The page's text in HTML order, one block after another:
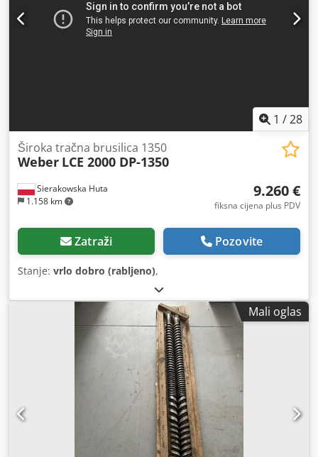
1 /28
Sierakowska Huta
1.158 km
Široka tračna brusilica 1350
Weber LCE 2000 DP-1350
9.260 €
fiksna cijena plus PDV
Zatraži Pozovite
Stanje: vrlo dobro (rabljeno),
Mali oglas